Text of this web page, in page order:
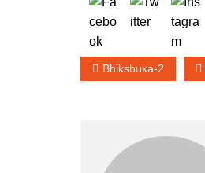
Bhikshuka-2